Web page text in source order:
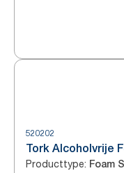
520202
Tork Alcoholvrije
Producttype: Foam